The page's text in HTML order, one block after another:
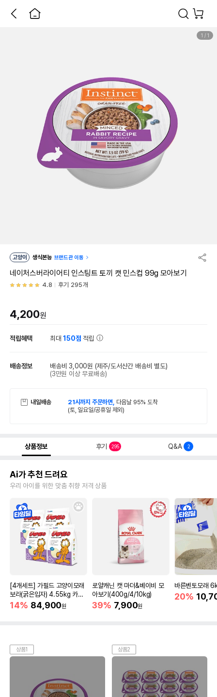
1 / 1
고양이 생식본능 브랜드관 이동
네이처스버라이어티 인스팅트 토끼 캣 민스컵 99g 모아보기
4.8 후기 295개
4,200원
적립혜택 최대150점 적립
배송정보 배송비 3,000원 (제주/도서산간 배송비 별도)
(3만원 이상 무료배송)
내일배송 21시까지 주문하면, 다음날 95% 도착
(토, 일요일/공휴일 제외)
상품정보 후기 295 Q&A 2
Ai가 추천 드려요
우리 아이를 위한 맞춤 취향 저격 상품
[4개세트] 가필드 고양이모래
보라(굵은입자) 4.55kg 카사
바모래
14% 84,900원
로얄캐닌 캣 마더&베이비 모
아보기(400g/4/10kg)
39% 7,900원
바른벤토모래
20%
상품1 상품2